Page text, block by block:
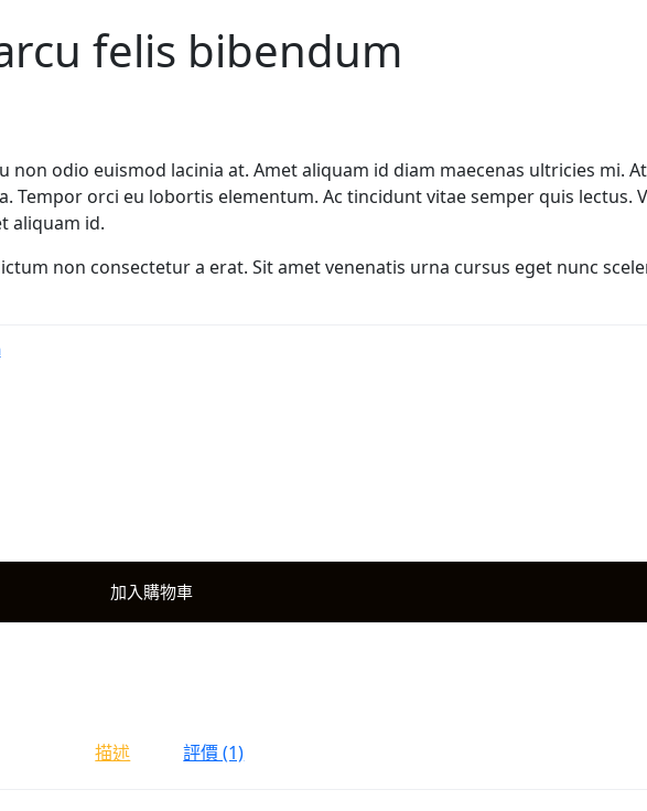
felis bibendum
odio euismod lacinia at. Amet aliquam id diam maecenas ultricies mi.
Tempor orci eu lobortis elementum. Ac tincidunt vitae semper quis lectus.
aliquam id.
non consectetur a erat. Sit amet venenatis urna cursus eget nunc
加入購物車
描述 評價 (1)